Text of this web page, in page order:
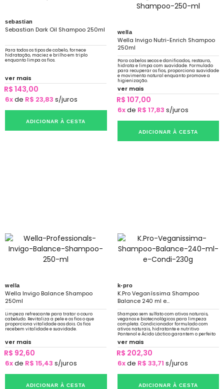
sebastian
Sebastian Dark Oil Shampoo 250ml
Para todos os tipos de cabelo, fornece
hidratação, maciez e brilho em triplo
enquanto limpa os fios.
ver mais
R$ 143,00
6xde R$ 23,83 s/juros
ADICIONAR À CESTA
wella
Wella Invigo Nutri-Enrich Shampoo
250ml
Para cabelos secos e danificados, restaura,
hidrata e limpa com suavidade. Formulado
para recuperar os fios, proporciona suavidade
e movimento natural enquanto promove a
higienização.
ver mais
R$ 107,00
6xde R$ 17,83 s/juros
ADICIONAR À CESTA
wella
Wella Invigo Balance Shampoo
250ml
Limpeza refrescante para tratar o couro
cabeludo. Revitaliza a pele e os fios o que
proporciona vitalidade aos dois. Os fios
recebem vitalidade e suavidade.
ver mais
R$ 92,60
6xde R$ 15,43 s/juros
ADICIONAR À CESTA
k-pro
K.Pro Veganíssima Shampoo
Balance 240 ml e...
Shampoo sem sulfato com ativos naturais,
veganos e biotecnológicos para limpeza
completa. Condicionador formulado com
ativos naturais, hidratante e nutritivo
Pantenol e Ácido Láctico garantem o perfeito
ver mais
R$ 202,30
6xde R$ 33,71 s/juros
ADICIONAR À CESTA